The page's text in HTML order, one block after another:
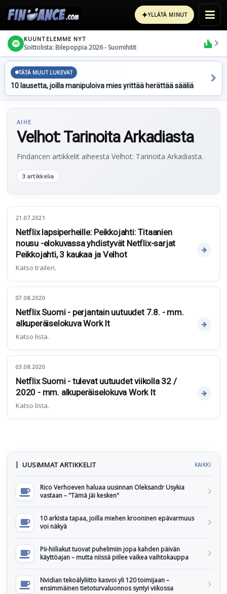
✦YLLÄTÄ MINUT
KUUNTELEMME NYT
Soittolista: Bilepoppia 2026 - Suomihitit
TÄTÄ MUUT LUKEVAT
10 lausetta, joilla manipuloiva mies yrittää herättää sääliä
AIHE
Velhot: Tarinoita Arkadiasta
Findancen artikkelit aiheesta Velhot: Tarinoita Arkadiasta.
3 artikkelia
21.07.2021
Netflix lapsiperheille: Peikkojahti: Titaanien
nousu -elokuvassa yhdistyvät Netflix-sarjat
Peikkojahti, 3 kaukaa ja Velhot
Katso traileri.
07.08.2020
Netflix Suomi - perjantain uutuudet 7.8. - mm.
alkuperäiselokuva Work It
Katso lista.
03.08.2020
Netflix Suomi - tulevat uutuudet viikolla 32 /
2020 - mm. alkuperäiselokuva Work It
Katso lista.
UUSIMMAT ARTIKKELIT KAIKKI
Rico Verhoeven haluaa uusinnan Oleksandr Usykia
vastaan – "Tämä jäi kesken"
10 arkista tapaa, joilla miehen krooninen epävarmuus
voi näkyä
Pii-hiiliakut tuovat puhelimiin jopa kahden päivän
käyttöajan – mutta niissä piilee vaikea vaihtokauppa
Nvidian tekoälyliitto kasvoi yli 120 toimijaan –
ensimmäinen tietoturvaluonnos syntyi viikossa